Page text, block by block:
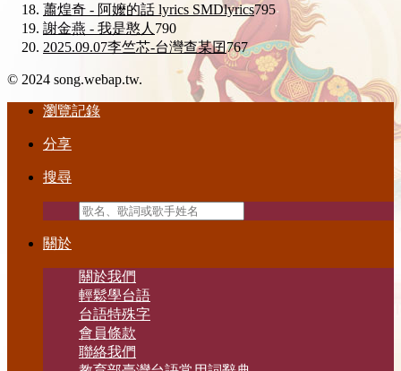
蕭煌奇 - 阿嬤的話 lyrics SMDlyrics795
謝金燕 - 我是憨人 790
2025.09.07李竺芯-台灣查某囝767
© 2024 song.webap.tw.
瀏覽記錄
分享
搜尋
關於
關於我們
輕鬆學台語
台語特殊字
會員條款
聯絡我們